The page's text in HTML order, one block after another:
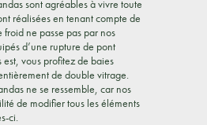
sont agréables à vivre toute
réalisées en tenant compte de
froid ne passe pas par nos
d’une rupture de pont
vous profitez de baies
de double vitrage.
ne se ressemble, car nos
de modifier tous les éléments
ci.